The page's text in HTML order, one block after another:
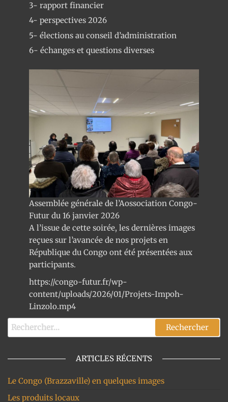
3- rapport financier
4- perspectives 2026
5- élections au conseil d’administration
6- échanges et questions diverses
Assemblée générale de l’Aossociation Congo-
Futur du 16 janvier 2026
A l’issue de cette soirée, les dernières images
reçues sur l’avancée de nos projets en
République du Congo ont été présentées aux
participants.
https://congo-futur.fr/wp-
content/uploads/2026/01/Projets-Impoh-
Linzolo.mp4
Rechercher :
ARTICLES RÉCENTS
Le Congo (Brazzaville) en quelques images
Les produits locaux